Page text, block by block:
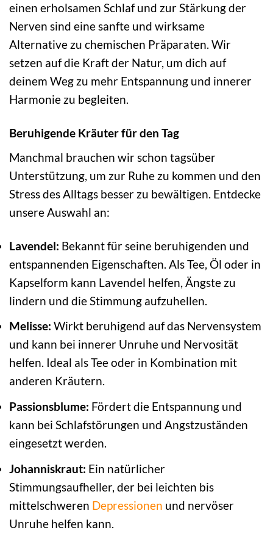
einen erholsamen Schlaf und zur Stärkung der
Nerven sind eine sanfte und wirksame
Alternative zu chemischen Präparaten. Wir
setzen auf die Kraft der Natur, um dich auf
deinem Weg zu mehr Entspannung und innerer
Harmonie zu begleiten.
Beruhigende Kräuter für den Tag
Manchmal brauchen wir schon tagsüber
Unterstützung, um zur Ruhe zu kommen und den
Stress des Alltags besser zu bewältigen. Entdecke
unsere Auswahl an:
Lavendel: Bekannt für seine beruhigenden und
entspannenden Eigenschaften. Als Tee, Öl oder in
Kapselform kann Lavendel helfen, Ängste zu
lindern und die Stimmung aufzuhellen.
Melisse: Wirkt beruhigend auf das Nervensystem
und kann bei innerer Unruhe und Nervosität
helfen. Ideal als Tee oder in Kombination mit
anderen Kräutern.
Passionsblume: Fördert die Entspannung und
kann bei Schlafstörungen und Angstzuständen
eingesetzt werden.
Johanniskraut: Ein natürlicher
Stimmungsaufheller, der bei leichten bis
mittelschweren Depressionen und nervöser
Unruhe helfen kann.